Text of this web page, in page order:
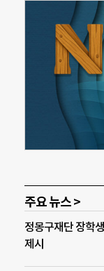
주요 뉴스 >
정몽구재단 장학
제시